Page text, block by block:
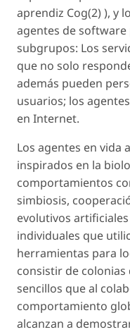
aprendiz Cog(2) ), y
agentes de
subgrupos: Los
que no solo
además pueden
usuarios; los
en Internet.
Los agentes en vida
inspirados en la
comportamientos
simbiosis,
evolutivos
individuales que
herramientas para
consistir de
sencillos que al
comportamiento
alcanzan a